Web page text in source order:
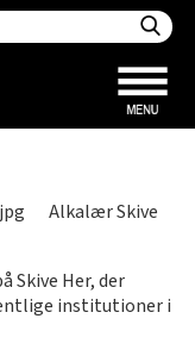
Alkalær Skive
Skive Her, der
institutioner i